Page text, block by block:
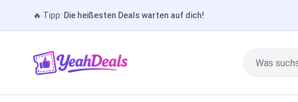
🔥 Tipp: Die heißesten Deals warten auf dich!